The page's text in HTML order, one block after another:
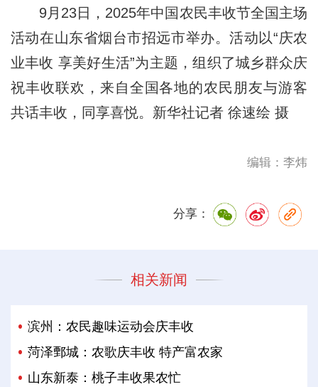
9月23日，2025年中国农民丰收节全国主场
活动在山东省烟台市招远市举办。活动以“庆农
业丰收 享美好生活”为主题，组织了城乡群众庆
祝丰收联欢，来自全国各地的农民朋友与游客
共话丰收，同享喜悦。新华社记者 徐速绘 摄
编辑：李炜
分享：
相关新闻
滨州：农民趣味运动会庆丰收
菏泽鄄城：农歌庆丰收 特产富农家
山东新泰：桃子丰收果农忙